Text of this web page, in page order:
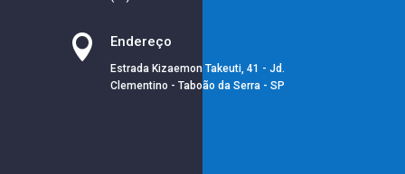
 Endereço
Estrada Kizaemon Takeuti, 41 - Jd.
Clementino - Taboão da Serra - SP